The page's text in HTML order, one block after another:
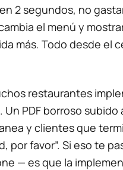
2 segundos, no
el menú y
más. Todo desde el
restaurantes
Un PDF borroso subido
y clientes que
por favor”. Si eso te
— es que la